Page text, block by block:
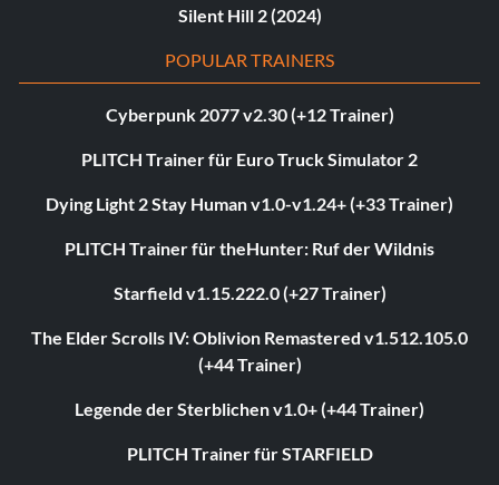
Silent Hill 2 (2024)
POPULAR TRAINERS
Cyberpunk 2077 v2.30 (+12 Trainer)
PLITCH Trainer für Euro Truck Simulator 2
Dying Light 2 Stay Human v1.0-v1.24+ (+33 Trainer)
PLITCH Trainer für theHunter: Ruf der Wildnis
Starfield v1.15.222.0 (+27 Trainer)
The Elder Scrolls IV: Oblivion Remastered v1.512.105.0
(+44 Trainer)
Legende der Sterblichen v1.0+ (+44 Trainer)
PLITCH Trainer für STARFIELD